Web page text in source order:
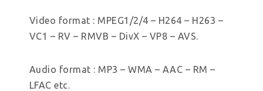
Video format : MPEG1/2/4 – H264 – H263 –
VC1 – RV – RMVB – DivX – VP8 – AVS.
Audio format : MP3 – WMA – AAC – RM –
LFAC etc.